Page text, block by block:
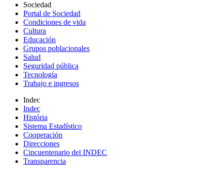
Sociedad
Portal de Sociedad
Condiciones de vida
Cultura
Educación
Grupos poblacionales
Salud
Seguridad pública
Tecnología
Trabajo e ingresos
Indec
Indec
História
Sistema Estadístico
Cooperación
Direcciones
Cincuentenario del INDEC
Transparencia